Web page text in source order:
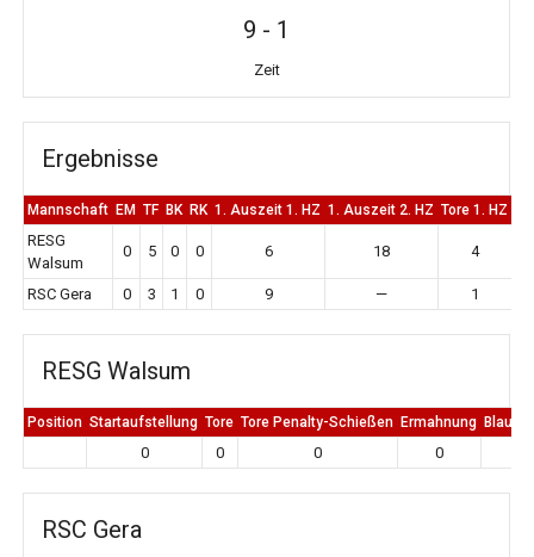
9 - 1
Zeit
Ergebnisse
Mannschaft EM TF BK RK 1. Auszeit 1. HZ 1. Auszeit 2. HZ Tore 1. HZ
RESG
Walsum
0 5 0 0 6 18 4
RSC Gera 0 3 1 0 9 — 1
RESG Walsum
Position Startaufstellung Tore Tore Penalty-Schießen Ermahnung Blaue
0 0 0 0
RSC Gera